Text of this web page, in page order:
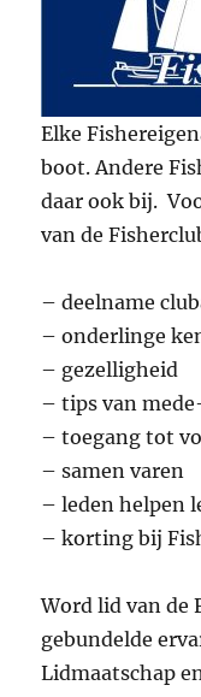
Elke
boot. Andere
daar ook bij.
van de
– deelname
– onderlinge
– gezelligheid
– tips van
– toegang tot
– samen varen
– leden helpen
– korting bij
Word lid van de
gebundelde
Lidmaatschap